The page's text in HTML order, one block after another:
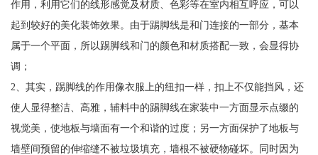
作用，利用它们的线形感觉及材质、色彩等在室内相互呼应，可以
起到较好的美化装饰效果。由于踢脚线是和门连接的一部分，基本
属于一个平面，所以踢脚线和门的颜色和材质搭配一致，会显得协
调；
2、其实，踢脚线的作用像衣服上的纽扣一样，扣上不仅能挡风，还
使人显得整洁、高雅，辅料中的踢脚线在家装中一方面显示点缀的
视觉美，使地板与墙面有一个和谐的过度；另一方面保护了地板与
墙壁间预留的伸缩缝不被垃圾填充，墙根不被硬物碰坏。同时因为